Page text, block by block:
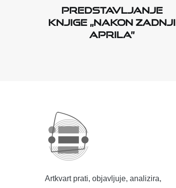
Predstavljanje
knjige „Nakon zadnji
aprila”
Artkvart prati, objavljuje, analizira,